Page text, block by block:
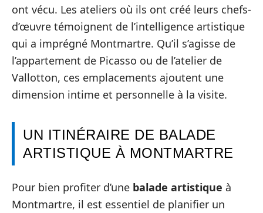
ont vécu. Les ateliers où ils ont créé leurs chefs-
d’œuvre témoignent de l’intelligence artistique
qui a imprégné Montmartre. Qu’il s’agisse de
l’appartement de Picasso ou de l’atelier de
Vallotton, ces emplacements ajoutent une
dimension intime et personnelle à la visite.
UN ITINÉRAIRE DE BALADE
ARTISTIQUE À MONTMARTRE
Pour bien profiter d’une balade artistique à
Montmartre, il est essentiel de planifier un